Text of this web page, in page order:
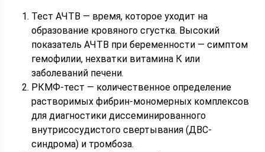
Тест АЧТВ — время, которое уходит на
образование кровяного сгустка. Высокий
показатель АЧТВ при беременности — симптом
гемофилии, нехватки витамина К или
заболеваний печени.
РКМФ-тест — количественное определение
растворимых фибрин-мономерных комплексов
для диагностики диссеминированного
внутрисосудистого свертывания (ДВС-
синдрома) и тромбоза.